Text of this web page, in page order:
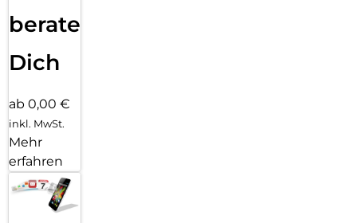
beraten
Dich
ab 0,00 €
inkl. MwSt.
Mehr
erfahren